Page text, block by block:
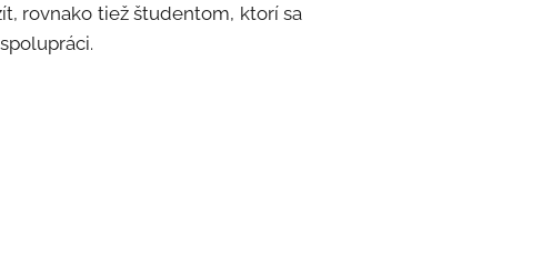
rovnako tiež študentom, ktorí sa